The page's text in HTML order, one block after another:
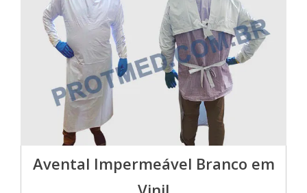
Avental Impermeável Branco em